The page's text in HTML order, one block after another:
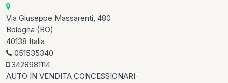
Via Giuseppe Massarenti, 480
Bologna (BO)
40138 Italia
051535340
3428981114
AUTO IN VENDITA CONCESSIONARI